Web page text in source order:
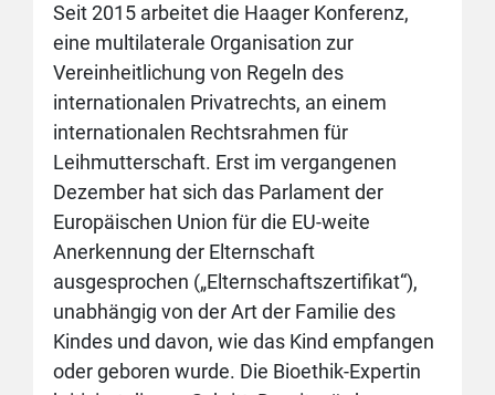
Seit 2015 arbeitet die Haager Konferenz,
eine multilaterale Organisation zur
Vereinheitlichung von Regeln des
internationalen Privatrechts, an einem
internationalen Rechtsrahmen für
Leihmutterschaft. Erst im vergangenen
Dezember hat sich das Parlament der
Europäischen Union für die EU-weite
Anerkennung der Elternschaft
ausgesprochen („Elternschaftszertifikat“),
unabhängig von der Art der Familie des
Kindes und davon, wie das Kind empfangen
oder geboren wurde. Die Bioethik-Expertin